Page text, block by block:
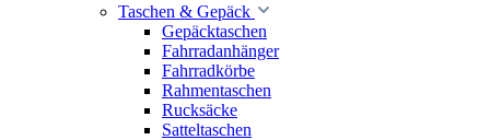
Taschen & Gepäck
Gepäcktaschen
Fahrradanhänger
Fahrradkörbe
Rahmentaschen
Rucksäcke
Satteltaschen